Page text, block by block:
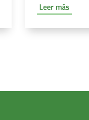
Leer más